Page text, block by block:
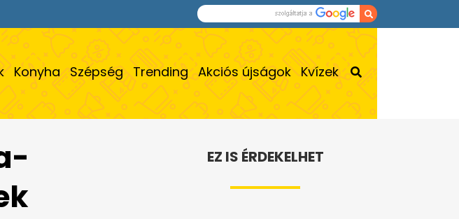
Konyha Szépség Trending Akciós újságok Kvízek
EZ IS ÉRDEKELHET